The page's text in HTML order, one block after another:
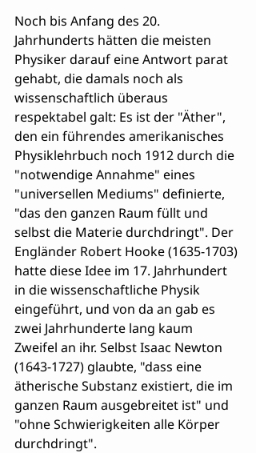
Noch bis Anfang des 20.
Jahrhunderts hätten die meisten
Physiker darauf eine Antwort parat
gehabt, die damals noch als
wissenschaftlich überaus
respektabel galt: Es ist der "Äther",
den ein führendes amerikanisches
Physiklehrbuch noch 1912 durch die
"notwendige Annahme" eines
"universellen Mediums" definierte,
"das den ganzen Raum füllt und
selbst die Materie durchdringt". Der
Engländer Robert Hooke (1635-1703)
hatte diese Idee im 17. Jahrhundert
in die wissenschaftliche Physik
eingeführt, und von da an gab es
zwei Jahrhunderte lang kaum
Zweifel an ihr. Selbst Isaac Newton
(1643-1727) glaubte, "dass eine
ätherische Substanz existiert, die im
ganzen Raum ausgebreitet ist" und
"ohne Schwierigkeiten alle Körper
durchdringt".